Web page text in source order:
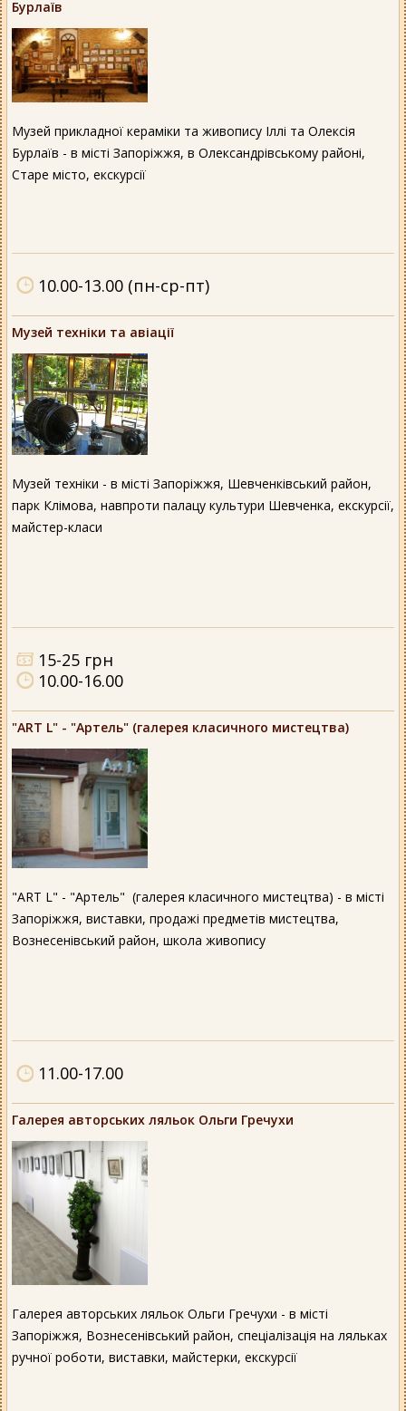
Бурлаїв
Музей прикладної кераміки та живопису Іллі та Олексія
Бурлаїв - в місті Запоріжжя, в Олександрівському районі,
Старе місто, екскурсії
10.00-13.00 (пн-ср-пт)
Музей техніки та авіації
Музей техніки - в місті Запоріжжя, Шевченківський район,
парк Клімова, навпроти палацу культури Шевченка, екскурсії,
майстер-класи
15-25 грн
10.00-16.00
"ART L" - "Артель" (галерея класичного мистецтва)
"ART L" - "Артель" (галерея класичного мистецтва) - в місті
Запоріжжя, виставки, продажі предметів мистецтва,
Вознесенівський район, школа живопису
11.00-17.00
Галерея авторських ляльок Ольги Гречухи
Галерея авторських ляльок Ольги Гречухи - в місті
Запоріжжя, Вознесенівський район, спеціалізація на ляльках
ручної роботи, виставки, майстерки, екскурсії